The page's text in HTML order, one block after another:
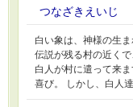
つなざきえいじ
白い象は、神様の生
伝説が残る村の近く
白人が村に遣って来
喜び。 しかし、白人